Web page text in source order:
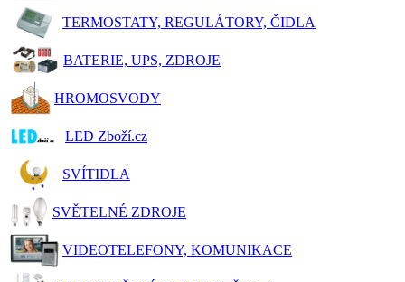
TERMOSTATY, REGULÁTORY, ČIDLA
BATERIE, UPS, ZDROJE
HROMOSVODY
LED Zboží.cz
SVÍTIDLA
SVĚTELNÉ ZDROJE
VIDEOTELEFONY, KOMUNIKACE